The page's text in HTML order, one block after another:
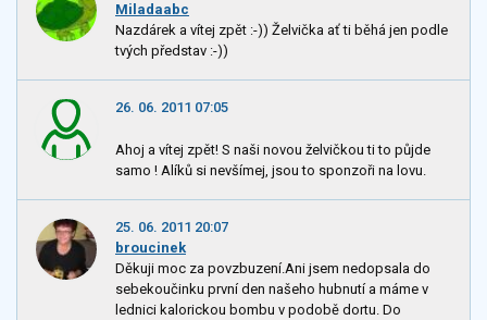
Miladaabc
Nazdárek a vítej zpět :-)) Želvička ať ti běhá jen podle
tvých představ :-))
26. 06. 2011 07:05
Ahoj a vítej zpět! S naši novou želvičkou ti to půjde
samo ! Alíků si nevšímej, jsou to sponzoři na lovu.
25. 06. 2011 20:07
broucinek
Děkuji moc za povzbuzení.Ani jsem nedopsala do
sebekoučinku první den našeho hubnutí a máme v
lednici kalorickou bombu v podobě dortu. Do